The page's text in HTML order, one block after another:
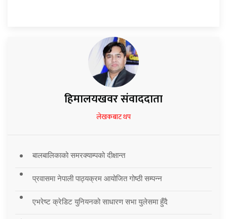
हिमालयखवर संवाददाता
लेखकबाट थप
बालबालिकाको समरक्याम्पको दीक्षान्त
प्रवासमा नेपाली पाठ्यक्रम आयोजित गोष्ठी सम्पन्न
एभरेष्ट क्रेडिट युनियनको साधारण सभा युलेसमा हुँदै